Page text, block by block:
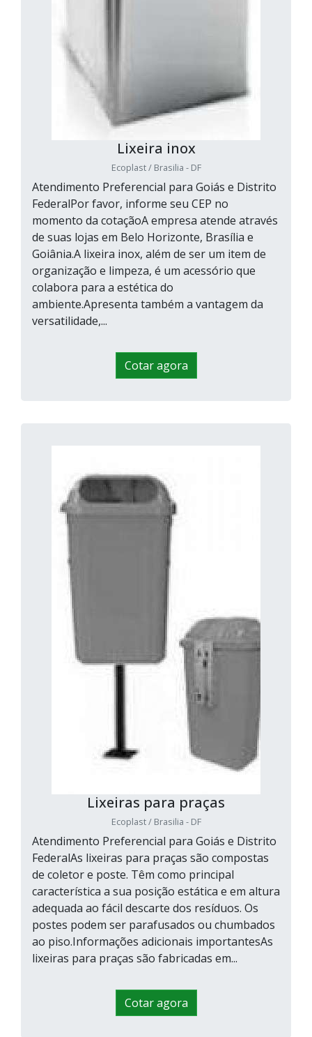
Lixeira inox
Ecoplast / Brasilia - DF
Atendimento Preferencial para Goiás e Distrito
FederalPor favor, informe seu CEP no
momento da cotaçãoA empresa atende através
de suas lojas em Belo Horizonte, Brasília e
Goiânia.A lixeira inox, além de ser um item de
organização e limpeza, é um acessório que
colabora para a estética do
ambiente.Apresenta também a vantagem da
versatilidade,...
Cotar agora
Lixeiras para praças
Ecoplast / Brasilia - DF
Atendimento Preferencial para Goiás e Distrito
FederalAs lixeiras para praças são compostas
de coletor e poste. Têm como principal
característica a sua posição estática e em altura
adequada ao fácil descarte dos resíduos. Os
postes podem ser parafusados ou chumbados
ao piso.Informações adicionais importantesAs
lixeiras para praças são fabricadas em...
Cotar agora